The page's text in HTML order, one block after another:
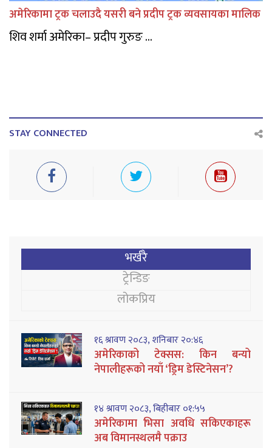
अमेरिकामा ट्रक चलाउदै यसरी बने प्रदीप ट्रक व्यवसायका मालिक
शिव शर्मा अमेरिका– प्रदीप गुरुङ ...
STAY CONNECTED
भर्खरै
ट्रेन्डिङ
लोकप्रिय
१६ श्रावण २०८३, शनिबार २०:४६
अमेरिकाको टेक्सस: किन बन्यो
नेपालीहरूको नयाँ ‘ड्रिम डेस्टिनेसन’?
१४ श्रावण २०८३, बिहीबार ०१:५५
अमेरिकामा भिसा अवधि सकिएकाहरू
अब विमानस्थलमै पक्राउ